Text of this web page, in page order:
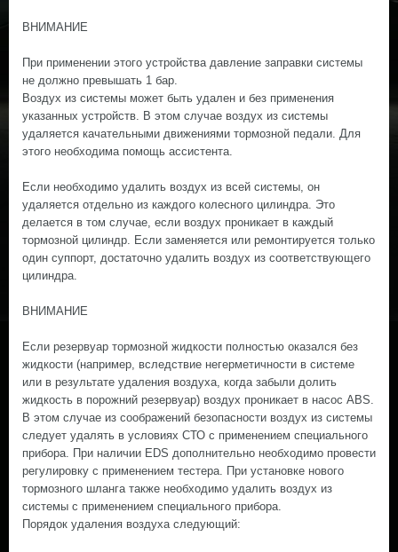
ВНИМАНИЕ
При применении этого устройства давление заправки системы
не должно превышать 1 бар.
Воздух из системы может быть удален и без применения
указанных устройств. В этом случае воздух из системы
удаляется качательными движениями тормозной педали. Для
этого необходима помощь ассистента.
Если необходимо удалить воздух из всей системы, он
удаляется отдельно из каждого колесного цилиндра. Это
делается в том случае, если воздух проникает в каждый
тормозной цилиндр. Если заменяется или ремонтируется только
один суппорт, достаточно удалить воздух из соответствующего
цилиндра.
ВНИМАНИЕ
Если резервуар тормозной жидкости полностью оказался без
жидкости (например, вследствие негерметичности в системе
или в результате удаления воздуха, когда забыли долить
жидкость в порожний резервуар) воздух проникает в насос ABS.
В этом случае из соображений безопасности воздух из системы
следует удалять в условиях СТО с применением специального
прибора. При наличии EDS дополнительно необходимо провести
регулировку с применением тестера. При установке нового
тормозного шланга также необходимо удалить воздух из
системы с применением специального прибора.
Порядок удаления воздуха следующий: